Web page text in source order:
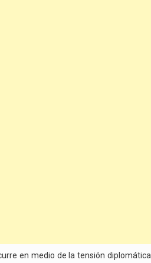
en medio de la tensión diplomática